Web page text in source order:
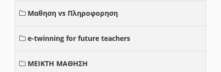
Μαθηση vs Πληροφορηση
e-twinning for future teachers
ΜΕΙΚΤΗ ΜΑΘΗΣΗ